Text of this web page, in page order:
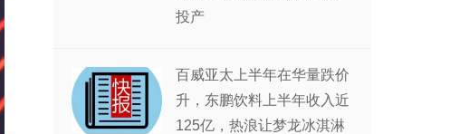
投产
百威亚太上半年在华量跌价
升，东鹏饮料上半年收入近
125亿，热浪让梦龙冰淇淋